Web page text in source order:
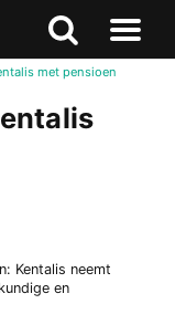
Zoeken
Naar
menu
met pensioen
Kentalis neemt
en
Zoeken
naar